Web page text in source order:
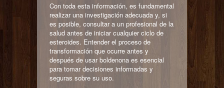
Con toda esta información, es fundamental
realizar una investigación adecuada y, si
es posible, consultar a un profesional de la
salud antes de iniciar cualquier ciclo de
esteroides. Entender el proceso de
transformación que ocurre antes y
después de usar boldenona es esencial
para tomar decisiones informadas y
seguras sobre su uso.